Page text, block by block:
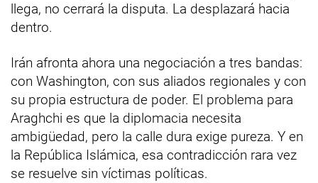
llega, no cerrará la disputa. La desplazará hacia
dentro.
Irán afronta ahora una negociación a tres bandas:
con Washington, con sus aliados regionales y con
su propia estructura de poder. El problema para
Araghchi es que la diplomacia necesita
ambigüedad, pero la calle dura exige pureza. Y en
la República Islámica, esa contradicción rara vez
se resuelve sin víctimas políticas.